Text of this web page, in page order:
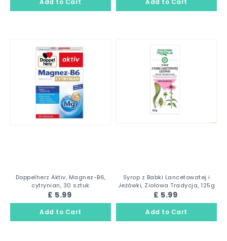
Doppelherz Aktiv, Magnez-B6,
cytrynian, 30 sztuk
£ 5.99
Syrop z Babki Lancetowatej i
Jeżówki, Ziołowa Tradycja, 125g
£ 5.99